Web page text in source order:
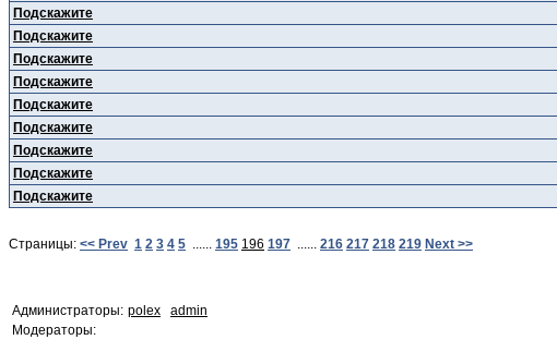
Подскажите
Подскажите
Подскажите
Подскажите
Подскажите
Подскажите
Подскажите
Подскажите
Подскажите
Страницы: << Prev 1 2 3 4 5 ...... 195 196 197 ...... 216 217 218 219 Next >>
Администраторы: polex
admin
Модераторы: